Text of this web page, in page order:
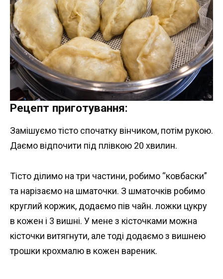
Рецепт приготування:
Замішуємо тісто спочатку вінчиком, потім рукою.
Даємо відпочити під плівкою 20 хвилин.
Тісто ділимо на три частини, робимо “ковбаски”
та нарізаємо на шматочки. З шматочків робимо
круглий коржик, додаємо пів чайн. ложки цукру
в кожен і 3 вишні. У мене з кісточками можна
кісточки витягнути, але тоді додаємо з вишнею
трошки крохмалю в кожен вареник.